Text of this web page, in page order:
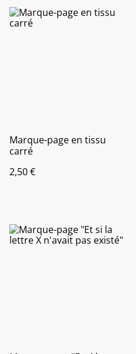
Marque-page en tissu
carré
2,50 €